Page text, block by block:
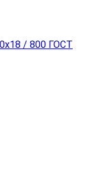
/ 800 ГОСТ